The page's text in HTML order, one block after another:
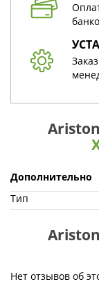
Дополнительно
Тип
Нет отзывов об